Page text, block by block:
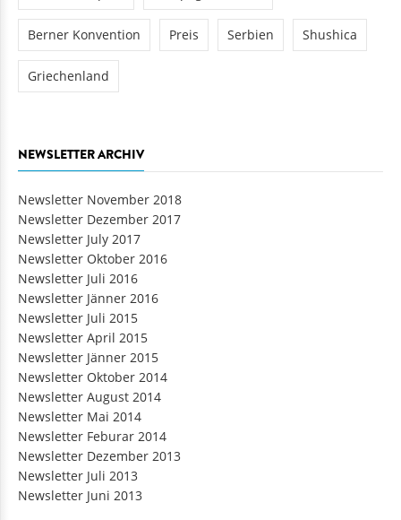
Berner Konvention Preis Serbien Shushica
Griechenland
NEWSLETTER ARCHIV
Newsletter November 2018
Newsletter Dezember 2017
Newsletter July 2017
Newsletter Oktober 2016
Newsletter Juli 2016
Newsletter Jänner 2016
Newsletter Juli 2015
Newsletter April 2015
Newsletter Jänner 2015
Newsletter Oktober 2014
Newsletter August 2014
Newsletter Mai 2014
Newsletter Feburar 2014
Newsletter Dezember 2013
Newsletter Juli 2013
Newsletter Juni 2013